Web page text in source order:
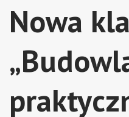
Nowa